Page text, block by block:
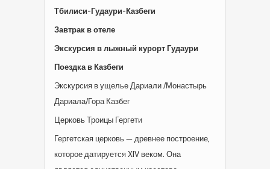
Тбилиси-Гудаури-Казбеги
Завтрак в отеле
Экскурсия в лыжный курорт Гудаури
Поездка в Казбеги
Экскурсия в ущелье Дариали /Монастырь
Дариала/Гора Казбег
Церковь Троицы Гергети
Гергетская церковь — древнее построение,
которое датируется XIV веком. Она